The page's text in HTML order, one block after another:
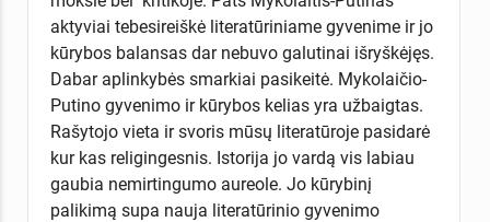
aktyviai tebesireiškė literatūriniame gyvenime ir jo
kūrybos balansas dar nebuvo galutinai išryškėjęs.
Dabar aplinkybės smarkiai pasikeitė. Mykolaičio-
Putino gyvenimo ir kūrybos kelias yra užbaigtas.
Rašytojo vieta ir svoris mūsų literatūroje pasidarė
kur kas religingesnis. Istorija jo vardą vis labiau
gaubia nemirtingumo aureole. Jo kūrybinį
palikimą supa nauja literatūrinio gyvenimo